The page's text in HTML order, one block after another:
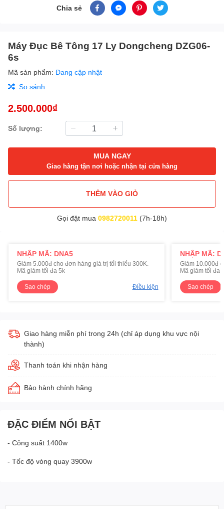
Chia sẻ
Máy Đục Bê Tông 17 Ly Dongcheng DZG06-
6s
Mã sản phẩm: Đang cập nhật
So sánh
2.500.000₫
Số lượng:
MUA NGAY
Giao hàng tận nơi hoặc nhận tại cửa hàng
THÊM VÀO GIỎ
Gọi đặt mua 0982720011 (7h-18h)
NHẬP MÃ: DNA5
Giảm 5.000đ cho đơn hàng giá trị tối thiểu 300K.
Mã giảm tối đa 5k
Sao chép Điều kiện
NHẬP MÃ:
Giảm 10.000đ
Mã giảm tối đa
Sao chép
Giao hàng miễn phí trong 24h (chỉ áp dụng khu vực nội
thành)
Thanh toán khi nhận hàng
Bảo hành chính hãng
ĐẶC ĐIỂM NỔI BẬT
- Công suất 1400w
- Tốc độ vòng quay 3900w